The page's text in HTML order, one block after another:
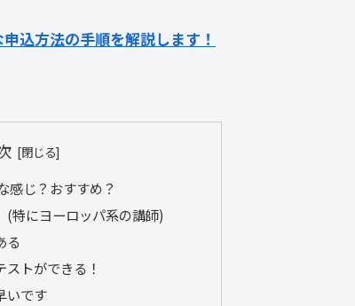
込方法の手順を解説します！
感じ？おすすめ？
特にヨーロッパ系の講師)
る
トができる！
いです